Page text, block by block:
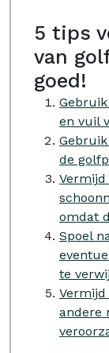
5 tips
van
goed!
en vuil
de
Vermijd
omdat
Spoel
te
andere